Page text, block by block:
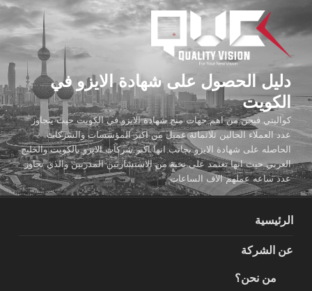
المحتوى
دليل الحصول على شهادة الايزو في
الكويت
كواليتي فيجن من اهم جهات منح شهادة الايزو في الكويت حيث يتجاوز
عدد العملاء الحالين ثلاثمائة عميل من اكبر المؤسسات والشركات
الحاصله على شهادة الايزو بجانب انها اكبر شركات الايزو بالكويت والخليج
العربي حيث انها تعتمد على نخبة من الاستشاريين المدربين والذي تجاوز
عدد ساعه عملهم الاف الساعات
الرئيسية
عن الشركة
من نحن؟